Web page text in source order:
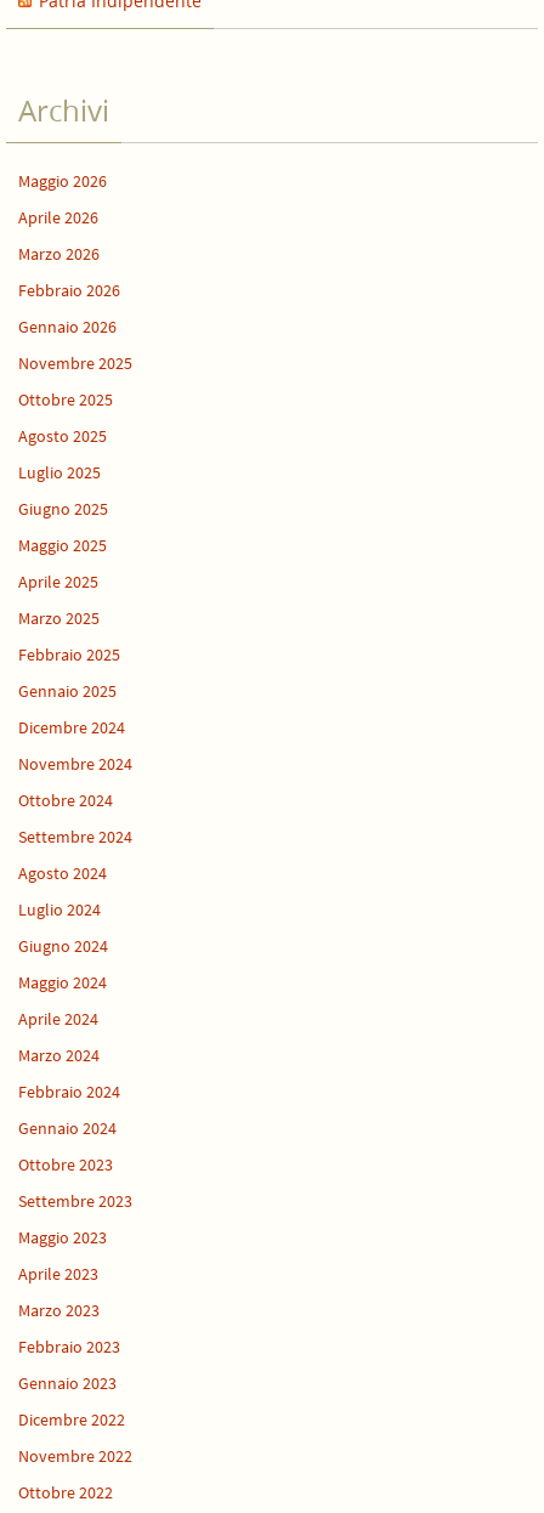
Archivi
Maggio 2026
Aprile 2026
Marzo 2026
Febbraio 2026
Gennaio 2026
Novembre 2025
Ottobre 2025
Agosto 2025
Luglio 2025
Giugno 2025
Maggio 2025
Aprile 2025
Marzo 2025
Febbraio 2025
Gennaio 2025
Dicembre 2024
Novembre 2024
Ottobre 2024
Settembre 2024
Agosto 2024
Luglio 2024
Giugno 2024
Maggio 2024
Aprile 2024
Marzo 2024
Febbraio 2024
Gennaio 2024
Ottobre 2023
Settembre 2023
Maggio 2023
Aprile 2023
Marzo 2023
Febbraio 2023
Gennaio 2023
Dicembre 2022
Novembre 2022
Ottobre 2022